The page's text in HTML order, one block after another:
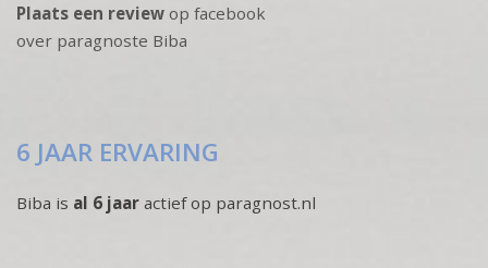
Plaats een review op facebook
over paragnoste Biba
6 JAAR ERVARING
Biba is al 6 jaar actief op paragnost.nl